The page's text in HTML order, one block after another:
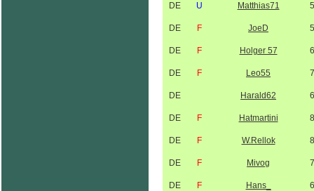
DE U Matthias71
DE F JoeD
DE F Holger 57
DE F Leo55
DE Harald62
DE F Hatmartini
DE F W.Rellok
DE F Mivog
DE F Hans_